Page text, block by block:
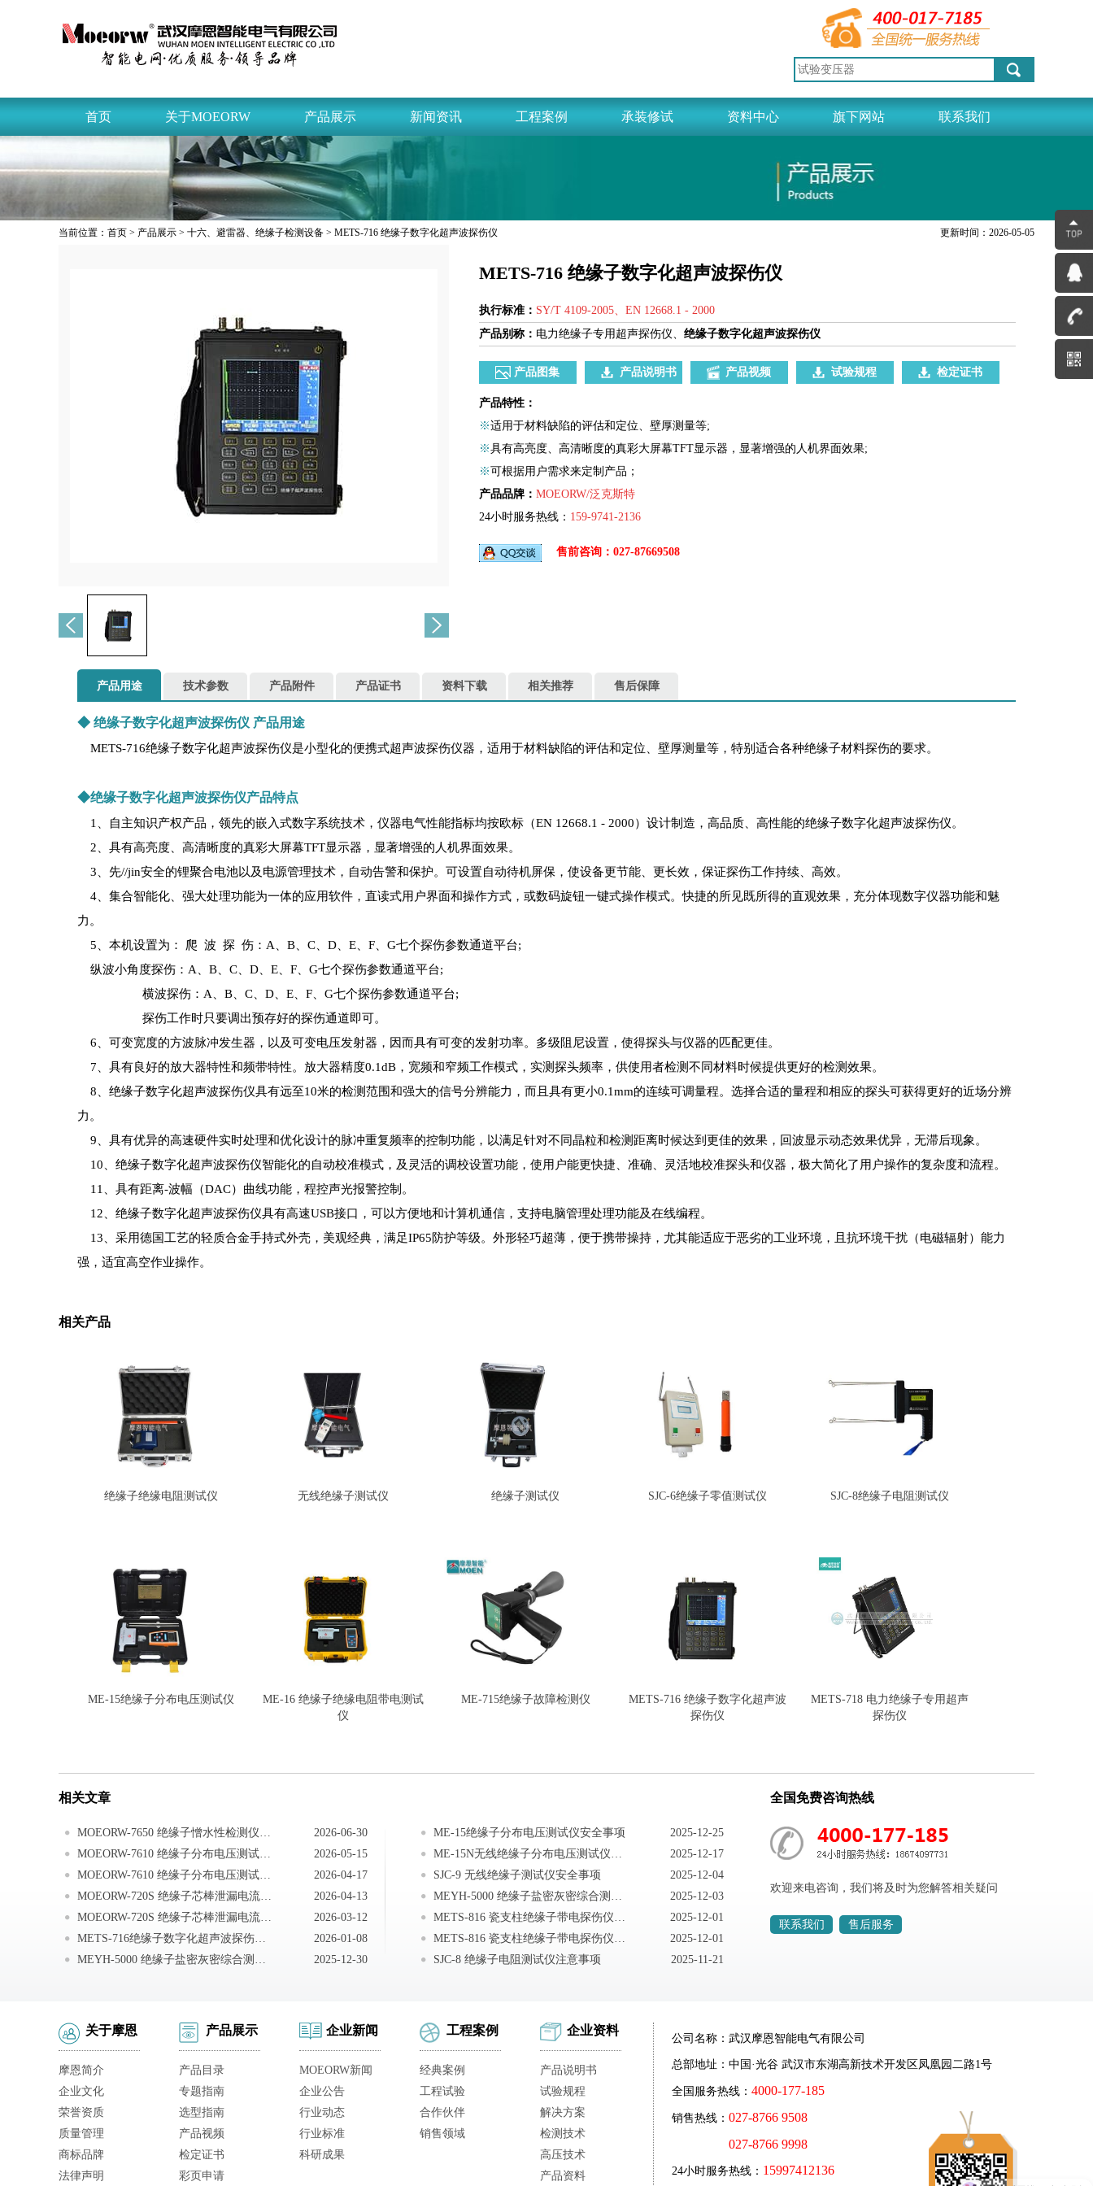
首页 关于MOEORW 产品展示 新闻资讯 工程案例 承装修试 资料中心 旗下网站 联系我们
当前位置： 首页 > 产品展示 > 十六、避雷器、绝缘子检测设备 > METS-716 绝缘子数字化超声波探伤仪 更新时间：2026-05-05
METS-716 绝缘子数字化超声波探伤仪
执行标准： SY/T 4109-2005、EN 12668.1 - 2000
产品别称： 电力绝缘子专用超声探伤仪、 绝缘子数字化超声波探伤仪
产品图集 产品说明书 产品视频 试验规程 检定证书
产品特性：
※适用于材料缺陷的评估和定位、壁厚测量等;
※具有高亮度、高清晰度的真彩大屏幕TFT显示器，显著增强的人机界面效果;
※可根据用户需求来定制产品；
产品品牌： MOEORW/泛克斯特
24小时服务热线： 159-9741-2136
售前咨询：027-87669508
产品用途 技术参数 产品附件 产品证书 资料下载 相关推荐 售后保障
◆ 绝缘子数字化超声波探伤仪 产品用途
METS-716绝缘子数字化超声波探伤仪是小型化的便携式超声波探伤仪器，适用于材料缺陷的评估和定位、壁厚测量等，特别适合各种绝缘子材料探伤的要求。
◆绝缘子数字化超声波探伤仪产品特点
1、自主知识产权产品，领先的嵌入式数字系统技术，仪器电气性能指标均按欧标（EN 12668.1 - 2000）设计制造，高品质、高性能的绝缘子数字化超声波探伤仪。
2、具有高亮度、高清晰度的真彩大屏幕TFT显示器，显著增强的人机界面效果。
3、先//jin安全的锂聚合电池以及电源管理技术，自动告警和保护。可设置自动待机屏保，使设备更节能、更长效，保证探伤工作持续、高效。
4、集合智能化、强大处理功能为一体的应用软件，直读式用户界面和操作方式，或数码旋钮一键式操作模式。快捷的所见既所得的直观效果，充分体现数字仪器功能和魅
力。
5、本机设置为： 爬 波 探 伤：A、B、C、D、E、F、G七个探伤参数通道平台;
纵波小角度探伤：A、B、C、D、E、F、G七个探伤参数通道平台;
横波探伤：A、B、C、D、E、F、G七个探伤参数通道平台;
探伤工作时只要调出预存好的探伤通道即可。
6、可变宽度的方波脉冲发生器，以及可变电压发射器，因而具有可变的发射功率。多级阻尼设置，使得探头与仪器的匹配更佳。
7、具有良好的放大器特性和频带特性。放大器精度0.1dB，宽频和窄频工作模式，实测探头频率，供使用者检测不同材料时候提供更好的检测效果。
8、 绝缘子数字化超声波探伤仪具有远至10米的检测范围和强大的信号分辨能力，而且具有更小0.1mm的连续可调量程。选择合适的量程和相应的探头可获得更好的近场分辨
力。
9、具有优异的高速硬件实时处理和优化设计的脉冲重复频率的控制功能，以满足针对不同晶粒和检测距离时候达到更佳的效果，回波显示动态效果优异，无滞后现象。
10、 绝缘子数字化超声波探伤仪智能化的自动校准模式，及灵活的调校设置功能，使用户能更快捷、准确、灵活地校准探头和仪器，极大简化了用户操作的复杂度和流程。
11、具有距离-波幅（DAC）曲线功能，程控声光报警控制。
12、 绝缘子数字化超声波探伤仪具有高速USB接口，可以方便地和计算机通信，支持电脑管理处理功能及在线编程。
13、采用德国工艺的轻质合金手持式外壳，美观经典，满足IP65防护等级。外形轻巧超薄，便于携带操持，尤其能适应于恶劣的工业环境，且抗环境干扰（电磁辐射）能力
强，适宜高空作业操作。
相关产品
绝缘子绝缘电阻测试仪 无线绝缘子测试仪 绝缘子测试仪 SJC-6绝缘子零值测试仪 SJC-8绝缘子电阻测试仪
ME-15绝缘子分布电压测试仪
ME-16 绝缘子绝缘电阻带电测试
仪
ME-715绝缘子故障检测仪
METS-716 绝缘子数字化超声波
探伤仪
METS-718 电力绝缘子专用超声
探伤仪
相关文章
MOEORW-7650 绝缘子憎水性检测仪注意事项
2026-06-30
MOEORW-7610 绝缘子分布电压测试仪注意事项
2026-05-15
MOEORW-7610 绝缘子分布电压测试仪故障分析及排除
2026-04-17
MOEORW-720S 绝缘子芯棒泄漏电流试验装置运输、贮存
2026-04-13
MOEORW-720S 绝缘子芯棒泄漏电流试验装置注意事项
2026-03-12
METS-716绝缘子数字化超声波探伤仪安全注意事项
2026-01-08
MEYH-5000 绝缘子盐密灰密综合测试仪故障分析及排除
2025-12-30
ME-15绝缘子分布电压测试仪安全事项
2025-12-25
ME-15N无线绝缘子分布电压测试仪注意事项
2025-12-17
SJC-9 无线绝缘子测试仪安全事项
2025-12-04
MEYH-5000 绝缘子盐密灰密综合测试仪注意事项
2025-12-03
METS-816 瓷支柱绝缘子带电探伤仪声光指示含义
2025-12-01
METS-816 瓷支柱绝缘子带电探伤仪声光指示含义
2025-12-01
SJC-8 绝缘子电阻测试仪注意事项
2025-11-21
全国免费咨询热线
欢迎来电咨询，我们将及时为您解答相关疑问
联系我们 售后服务
关于摩恩
摩恩简介
企业文化
荣誉资质
质量管理
商标品牌
法律声明
产品展示
产品目录
专题指南
选型指南
产品视频
检定证书
彩页申请
企业新闻
MOEORW新闻
企业公告
行业动态
行业标准
科研成果
工程案例
经典案例
工程试验
合作伙伴
销售领域
企业资料
产品说明书
试验规程
解决方案
检测技术
高压技术
产品资料
公司名称：武汉摩恩智能电气有限公司
总部地址：中国·光谷 武汉市东湖高新技术开发区凤凰园二路1号
全国服务热线： 4000-177-185
销售热线： 027-8766 9508
027-8766 9998
24小时服务热线： 15997412136